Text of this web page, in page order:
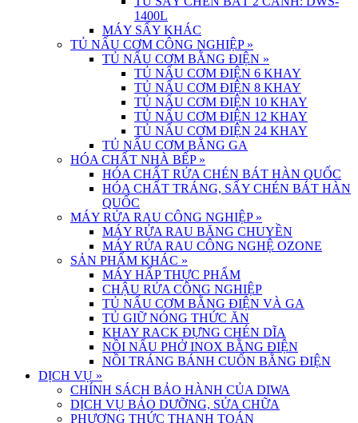
1400L
MÁY SẤY KHÁC
TỦ NẤU CƠM CÔNG NGHIỆP »
TỦ NẤU CƠM BẰNG ĐIỆN »
TỦ NẤU CƠM ĐIỆN 6 KHAY
TỦ NẤU CƠM ĐIỆN 8 KHAY
TỦ NẤU CƠM ĐIỆN 10 KHAY
TỦ NẤU CƠM ĐIỆN 12 KHAY
TỦ NẤU CƠM ĐIỆN 24 KHAY
TỦ NẤU CƠM BẰNG GA
HÓA CHẤT NHÀ BẾP »
HÓA CHẤT RỬA CHÉN BÁT HÀN QUỐC
HÓA CHẤT TRÁNG, SẤY CHÉN BÁT HÀN
QUỐC
MÁY RỬA RAU CÔNG NGHIỆP »
MÁY RỬA RAU BĂNG CHUYỀN
MÁY RỬA RAU CÔNG NGHỆ OZONE
SẢN PHẨM KHÁC »
MÁY HẤP THỰC PHẨM
CHẬU RỬA CÔNG NGHIỆP
TỦ NẤU CƠM BẰNG ĐIỆN VÀ GA
TỦ GIỮ NÓNG THỨC ĂN
KHAY RACK ĐỰNG CHÉN DĨA
NỒI NẤU PHỞ INOX BẰNG ĐIỆN
NỒI TRÁNG BÁNH CUỐN BẰNG ĐIỆN
DỊCH VỤ »
CHÍNH SÁCH BẢO HÀNH CỦA DIWA
DỊCH VỤ BẢO DƯỠNG, SỬA CHỮA
PHƯƠNG THỨC THANH TOÁN